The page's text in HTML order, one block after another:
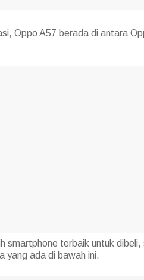
Oppo A57 berada di antara
smartphone terbaik untuk
yang ada di bawah ini.